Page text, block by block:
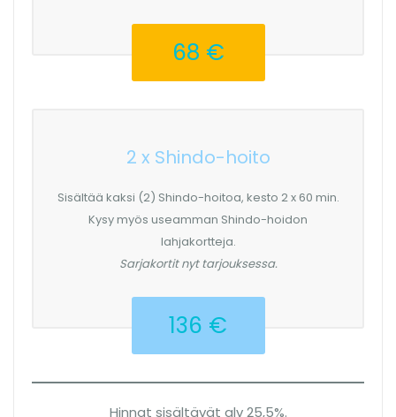
68 €
2 x Shindo-hoito
Sisältää kaksi (2) Shindo-hoitoa, kesto 2 x 60 min.
Kysy myös useamman Shindo-hoidon
lahjakortteja.
Sarjakortit nyt tarjouksessa.
136 €
Hinnat sisältävät alv 25,5%.